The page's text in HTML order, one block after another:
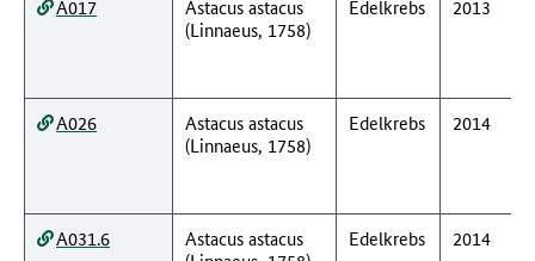
A017
Astacus astacus
(Linnaeus, 1758)
Edelkrebs 2013
A026
Astacus astacus
(Linnaeus, 1758)
Edelkrebs 2014
A031.6
Astacus astacus
Edelkrebs 2014